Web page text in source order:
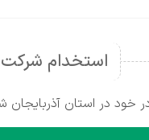
استخدام شرکت
در استان